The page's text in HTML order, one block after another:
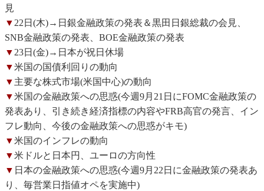
見
▼22日(木)→日銀金融政策の発表＆黒田日銀総裁の会見、
SNB金融政策の発表、BOE金融政策の発表
▼23日(金)→日本が祝日休場
▼米国の国債利回りの動向
▼ 主要な株式市場(米国中心)の動向
▼米国の金融政策への思惑(今週9月21日にFOMC金融政策の
発表あり、引き続き経済指標の内容やFRB高官の発言、イン
フレ動向、今後の金融政策への思惑がキモ)
▼米国のインフレの動向
▼米ドルと日本円、ユーロの方向性
▼ 日本の金融政策への思惑(今週9月22日に金融政策の発表あ
り、毎営業日指値オペを実施中)